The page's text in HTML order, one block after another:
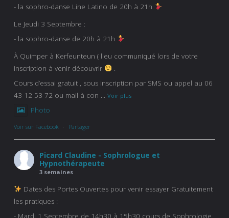
- la sophro-danse Line Latino de 20h à 21h
Le Jeudi 3 Septembre :
- la sophro-danse de 20h à 21h
À Quimper à Kerfeunteun ( lieu communiqué lors de votre
inscription à venir découvrir
.
Cours d’essai gratuit , sous inscription par SMS ou appel au 06
43 12 53 72 ou mail à con ... Voir plus
Photo
Voir sur Facebook · Partager
Picard Claudine - Sophrologue et
Hypnothérapeute
3 semaines
Dates des Portes Ouvertes pour venir essayer Gratuitement
les pratiques :
- Mardi 1 Septembre de 14h30 à 15h30 cours de Sophrologie